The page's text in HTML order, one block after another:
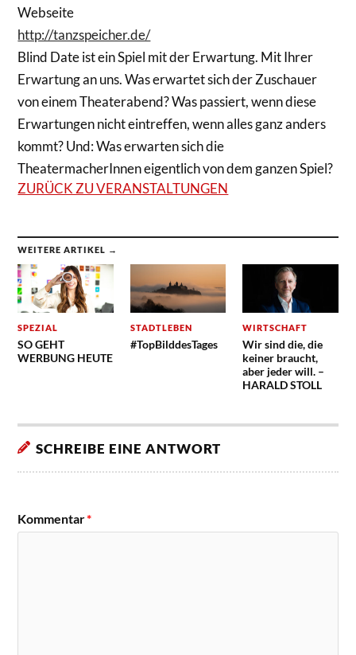
Webseite
http://tanzspeicher.de/
Blind Date ist ein Spiel mit der Erwartung. Mit Ihrer
Erwartung an uns. Was erwartet sich der Zuschauer
von einem Theaterabend? Was passiert, wenn diese
Erwartungen nicht eintreffen, wenn alles ganz anders
kommt? Und: Was erwarten sich die
TheatermacherInnen eigentlich von dem ganzen Spiel?
ZURÜCK ZU VERANSTALTUNGEN
WEITERE ARTIKEL →
SPEZIAL
SO GEHT
WERBUNG HEUTE
STADTLEBEN
#TopBilddesTages
WIRTSCHAFT
Wir sind die, die
keiner braucht,
aber jeder will. –
HARALD STOLL
SCHREIBE EINE ANTWORT
Kommentar*